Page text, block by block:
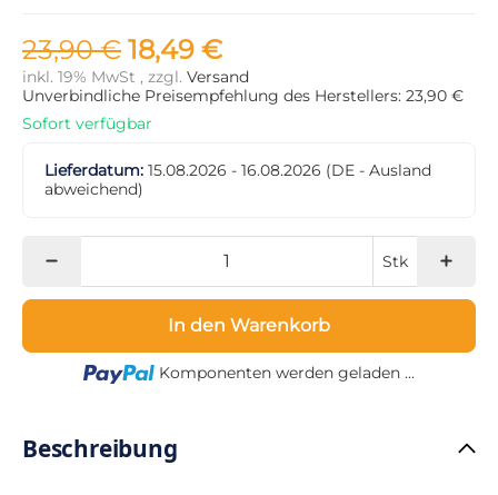
23,90 € 18,49 €
inkl. 19% MwSt , zzgl. Versand
Unverbindliche Preisempfehlung des Herstellers: 23,90 €
Sofort verfügbar
Lieferdatum: 15.08.2026 - 16.08.2026 (DE - Ausland
abweichend)
Stk
In den Warenkorb
Loading...
Komponenten werden geladen ...
Beschreibung